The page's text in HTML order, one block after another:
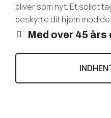
bliver som nyt. Et solidt
beskytte dit hjem mod
Med over 45